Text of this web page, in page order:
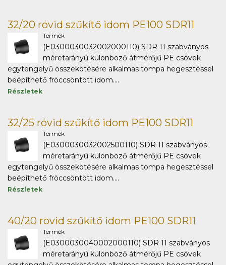
32/20 rövid szűkítő idom PE100 SDR11
Termék
(E0300030032002000110) SDR 11 szabványos
méretarányú különböző átmérőjű PE csövek
egytengelyű összekötésére alkalmas tompa hegesztéssel
beépíthető fröccsöntött idom....
Részletek
32/25 rövid szűkítő idom PE100 SDR11
Termék
(E0300030032002500110) SDR 11 szabványos
méretarányú különböző átmérőjű PE csövek
egytengelyű összekötésére alkalmas tompa hegesztéssel
beépíthető fröccsöntött idom....
Részletek
40/20 rövid szűkítő idom PE100 SDR11
Termék
(E0300030040002000110) SDR 11 szabványos
méretarányú különböző átmérőjű PE csövek